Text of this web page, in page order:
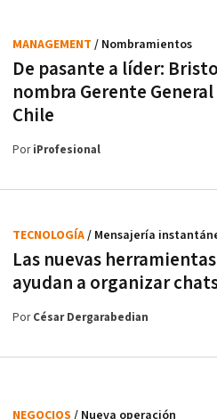
De pasante a líder:
nombra Gerente
Chile
MANAGEMENT / Nombramientos
PoriProfesional
Las nuevas
ayudan a organizar
TECNOLOGÍA/ Mensajería
PorCésar Dergarabedian
NEGOCIOS / Nueva operación